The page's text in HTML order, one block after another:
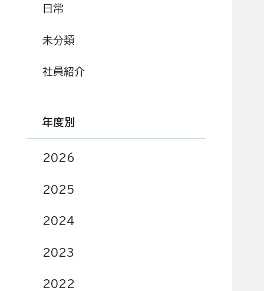
日常
未分類
社員紹介
年度別
2026
2025
2024
2023
2022